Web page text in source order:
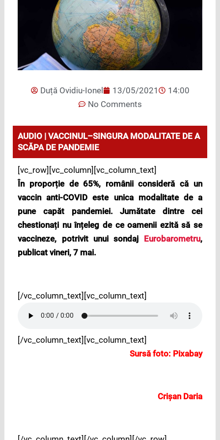
Duță Ovidiu-Ionel 13/05/2021
14:00
No Comments
AUDIO | VACCINUL–SINGURA MODALITATE DE A
SCĂPA DE PANDEMIE
[vc_row][vc_column][vc_column_text]
În proporție de 65%, românii consideră că un
vaccin anti-COVID este unica modalitate de a
pune capăt pandemiei. Jumătate dintre cei
chestionați nu înțeleg de ce oamenii ezită să se
vaccineze, potrivit unui sondaj Eurobarometru,
publicat vineri, 7 mai.
[/vc_column_text][vc_column_text]
[/vc_column_text][vc_column_text]
Sursă foto: Pixabay
Crișan Daria